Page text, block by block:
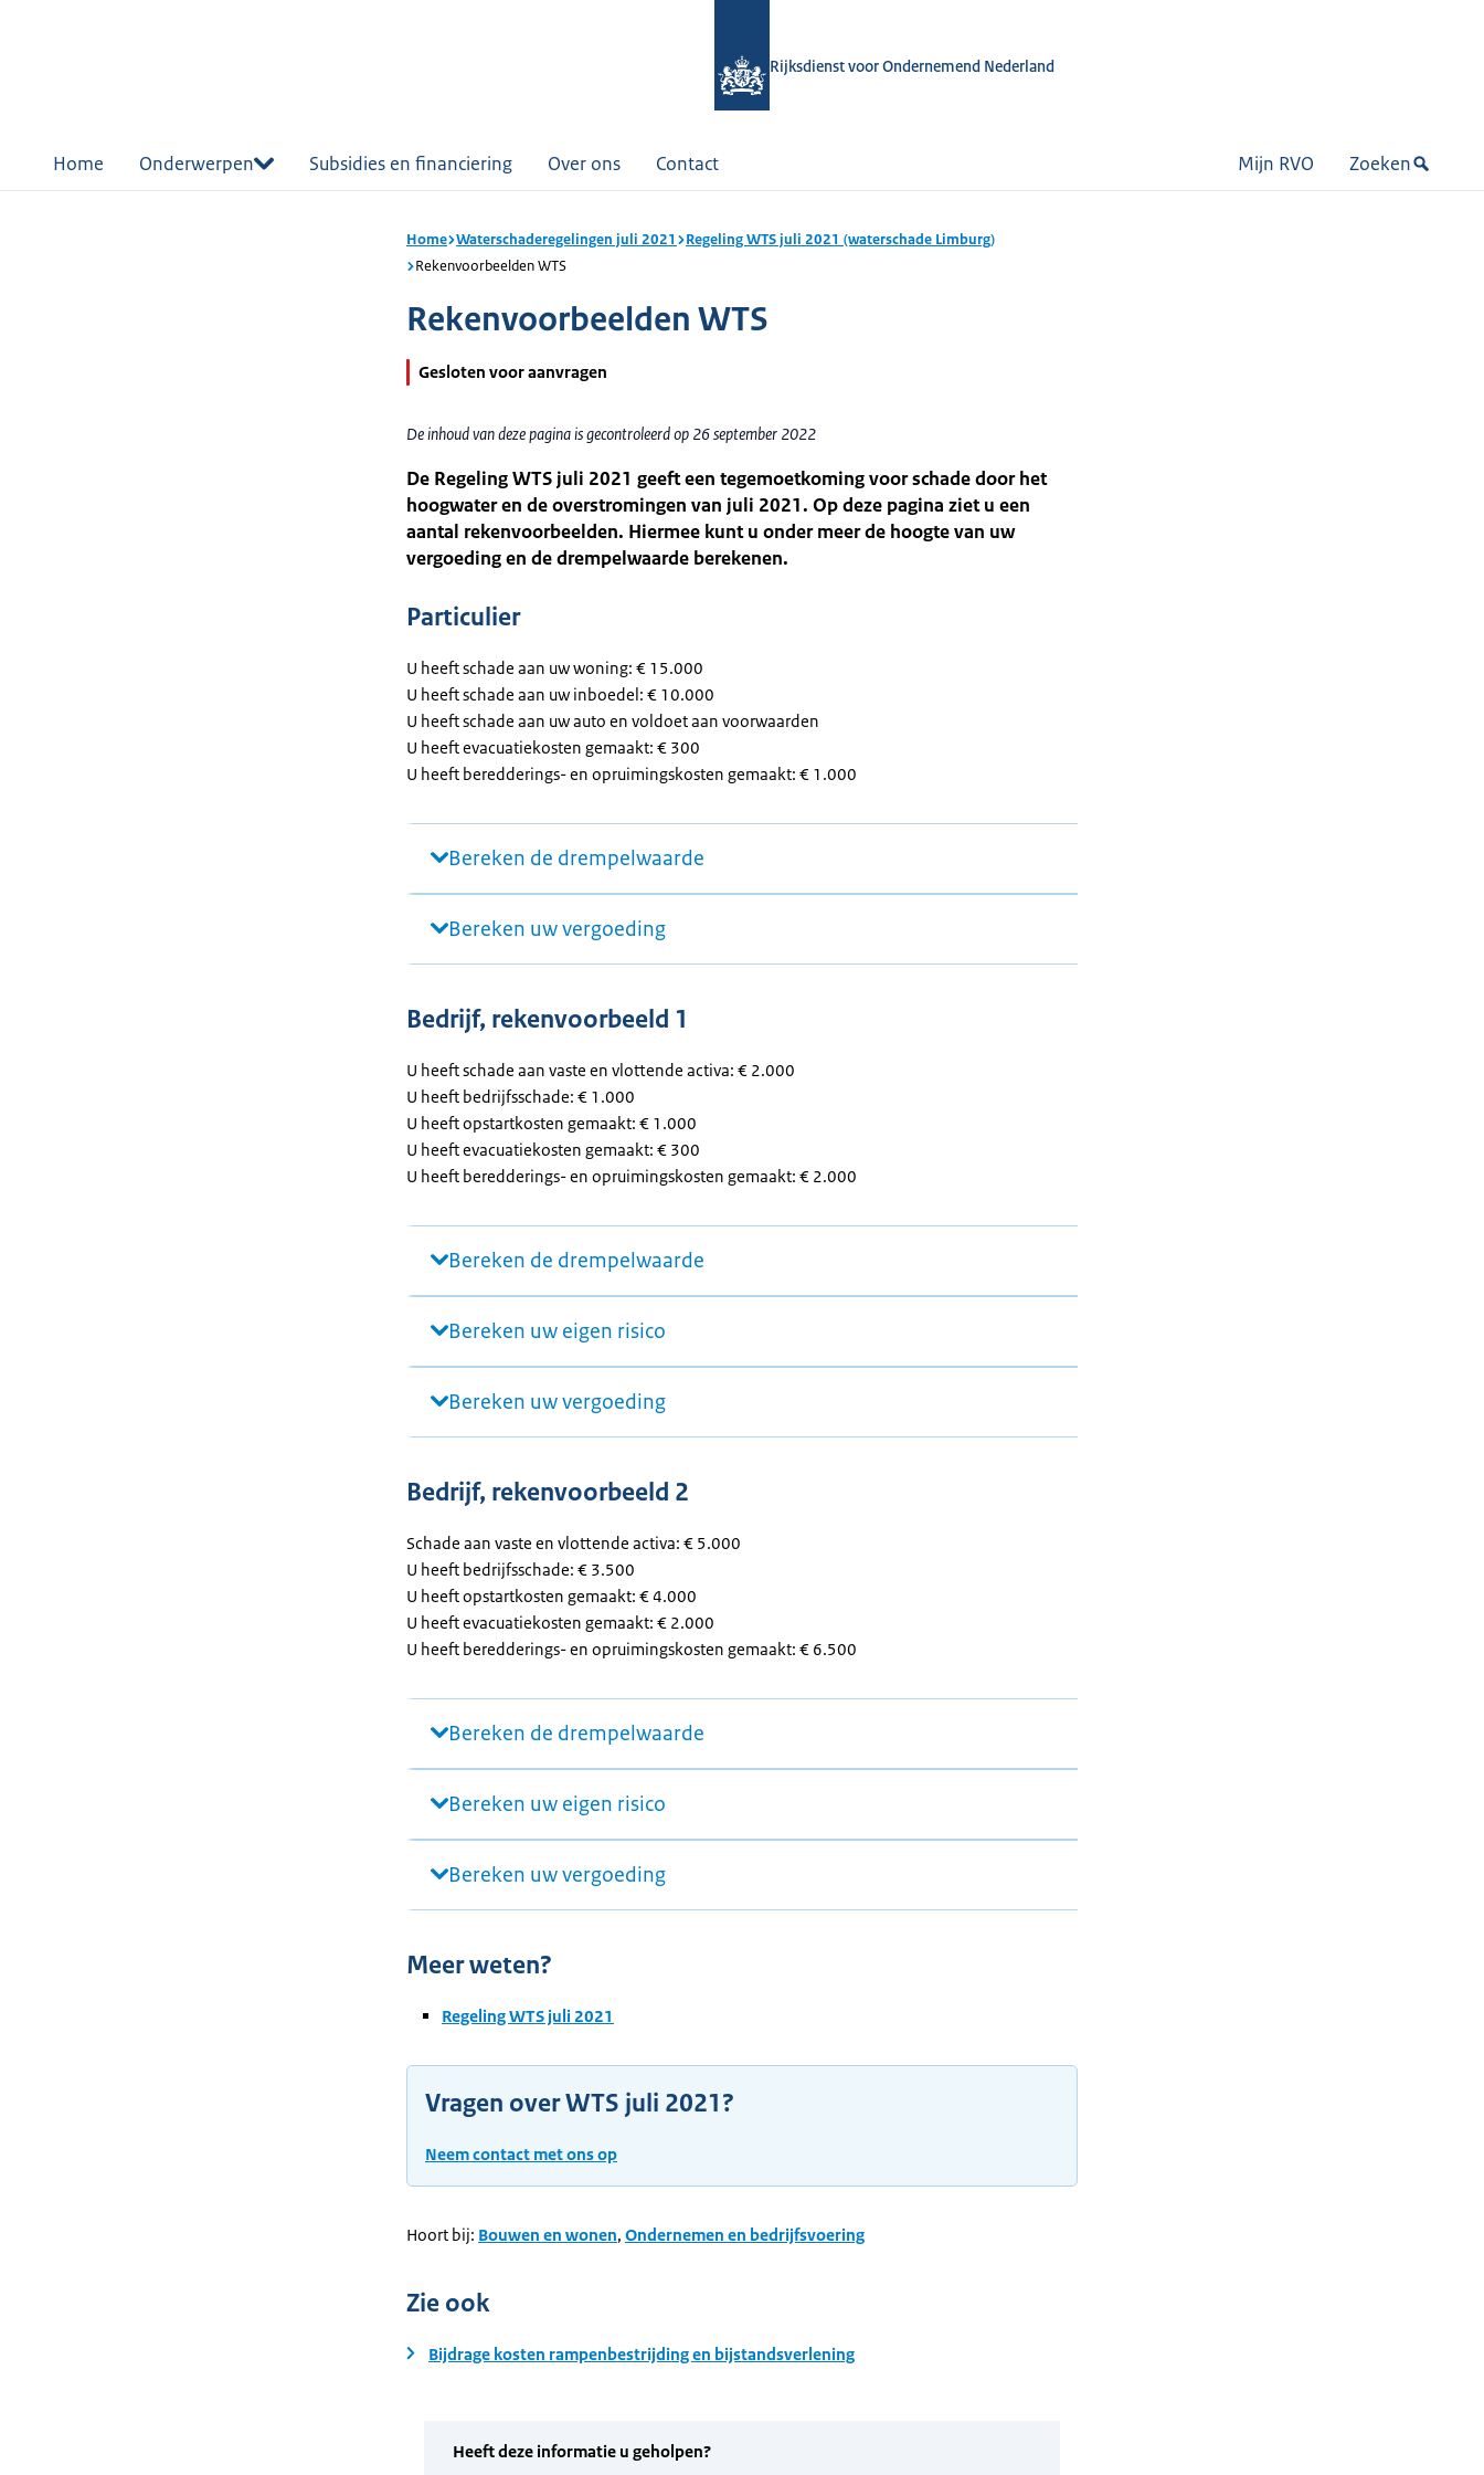
Rijksdienst voor Ondernemend Nederland
Home Onderwerpen Subsidies en financiering Over ons Contact Mijn RVO Zoeken
Home Waterschaderegelingen juli 2021
Regeling WTS juli 2021 (waterschade Limburg)
Rekenvoorbeelden WTS
Rekenvoorbeelden WTS
Gesloten voor aanvragen
De inhoud van deze pagina is gecontroleerd op 26 september 2022
De Regeling WTS juli 2021 geeft een tegemoetkoming voor schade door het
hoogwater en de overstromingen van juli 2021. Op deze pagina ziet u een
aantal rekenvoorbeelden. Hiermee kunt u onder meer de hoogte van uw
vergoeding en de drempelwaarde berekenen.
Particulier
U heeft schade aan uw woning: € 15.000
U heeft schade aan uw inboedel: € 10.000
U heeft schade aan uw auto en voldoet aan voorwaarden
U heeft evacuatiekosten gemaakt: € 300
U heeft beredderings- en opruimingskosten gemaakt: € 1.000
Bereken de drempelwaarde
Bereken uw vergoeding
Bedrijf, rekenvoorbeeld 1
U heeft schade aan vaste en vlottende activa: € 2.000
U heeft bedrijfsschade: € 1.000
U heeft opstartkosten gemaakt: € 1.000
U heeft evacuatiekosten gemaakt: € 300
U heeft beredderings- en opruimingskosten gemaakt: € 2.000
Bereken de drempelwaarde
Bereken uw eigen risico
Bereken uw vergoeding
Bedrijf, rekenvoorbeeld 2
Schade aan vaste en vlottende activa: € 5.000
U heeft bedrijfsschade: € 3.500
U heeft opstartkosten gemaakt: € 4.000
U heeft evacuatiekosten gemaakt: € 2.000
U heeft beredderings- en opruimingskosten gemaakt: € 6.500
Bereken de drempelwaarde
Bereken uw eigen risico
Bereken uw vergoeding
Meer weten?
Regeling WTS juli 2021
Vragen over WTS juli 2021?
Neem contact met ons op
Hoort bij: Bouwen en wonen, Ondernemen en bedrijfsvoering
Zie ook
Bijdrage kosten rampenbestrijding en bijstandsverlening